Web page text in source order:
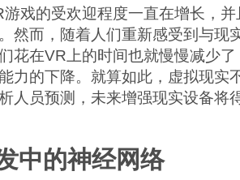
游戏的受欢迎程度一直在增长，
然而，随着人们重新感受到与现
花在VR上的时间也就慢慢减少
力的下降。就算如此，虚拟现实
人员预测，未来增强现实设备将
中的神经网络